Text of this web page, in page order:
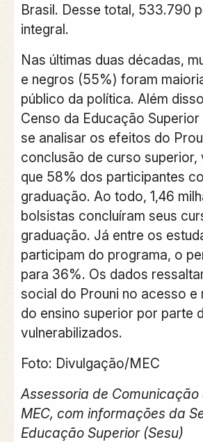
Brasil. Desse total, 533.790
integral.
Nas últimas duas décadas,
e negros (55%) foram
público da política. Além
Censo da Educação
se analisar os efeitos do
conclusão de curso
que 58% dos participantes
graduação. Ao todo, 1,46
bolsistas concluíram seus
graduação. Já entre os
participam do programa, o
para 36%. Os dados
social do Prouni no acesso e
do ensino superior por parte
vulnerabilizados.
Foto: Divulgação/MEC
Assessoria de Comunicação
MEC, com informações da
Educação Superior (Sesu)